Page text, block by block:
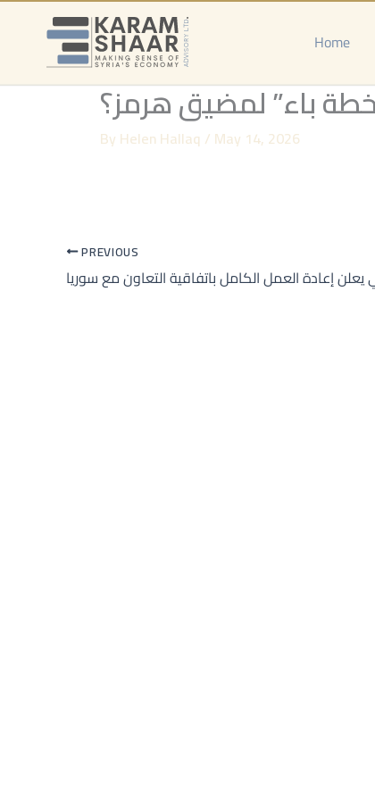
Skip
Home
باء” لمضيق هرمز؟
By Helen Hallaq / May 14, 2026
PREVIOUS
يعلن إعادة العمل الكامل باتفاقية التعاون مع سوريا